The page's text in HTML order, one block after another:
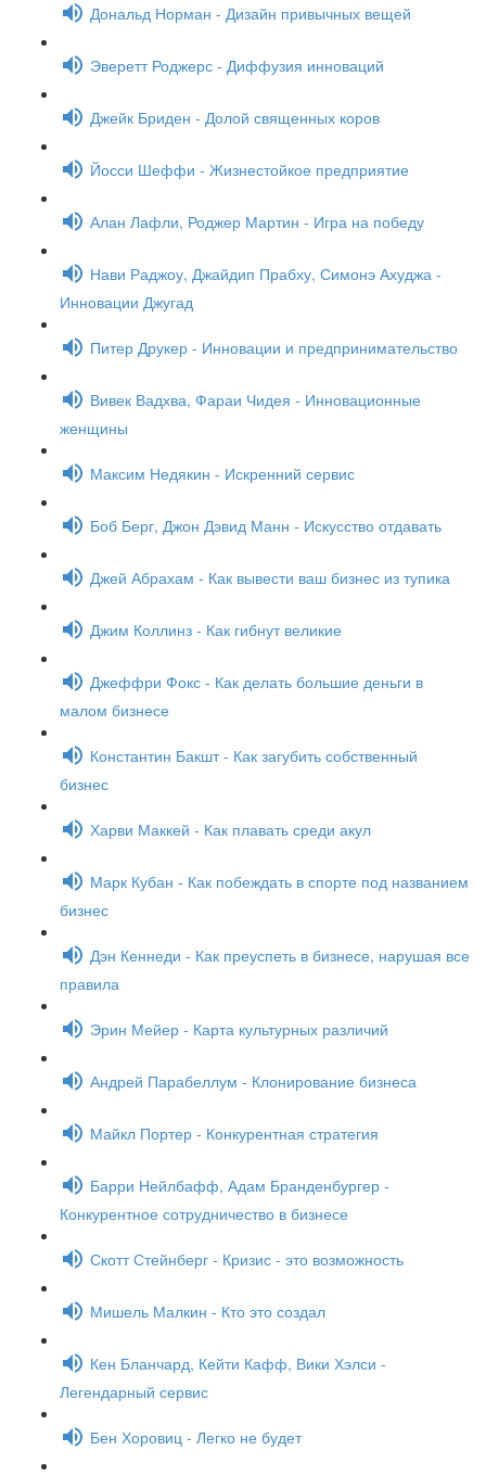
Дональд Норман - Дизайн привычных вещей
Эверетт Роджерс - Диффузия инноваций
Джейк Бриден - Долой священных коров
Йосси Шеффи - Жизнестойкое предприятие
Алан Лафли, Роджер Мартин - Игра на победу
Нави Раджоу, Джайдип Прабху, Симонэ Ахуджа -
Инновации Джугад
Питер Друкер - Инновации и предпринимательство
Вивек Вадхва, Фараи Чидея - Инновационные
женщины
Максим Недякин - Искренний сервис
Боб Берг, Джон Дэвид Манн - Искусство отдавать
Джей Абрахам - Как вывести ваш бизнес из тупика
Джим Коллинз - Как гибнут великие
Джеффри Фокс - Как делать большие деньги в
малом бизнесе
Константин Бакшт - Как загубить собственный
бизнес
Харви Маккей - Как плавать среди акул
Марк Кубан - Как побеждать в спорте под названием
бизнес
Дэн Кеннеди - Как преуспеть в бизнесе, нарушая все
правила
Эрин Мейер - Карта культурных различий
Андрей Парабеллум - Клонирование бизнеса
Майкл Портер - Конкурентная стратегия
Барри Нейлбафф, Адам Бранденбургер -
Конкурентное сотрудничество в бизнесе
Скотт Стейнберг - Кризис - это возможность
Мишель Малкин - Кто это создал
Кен Бланчард, Кейти Кафф, Вики Хэлси -
Легендарный сервис
Бен Хоровиц - Легко не будет